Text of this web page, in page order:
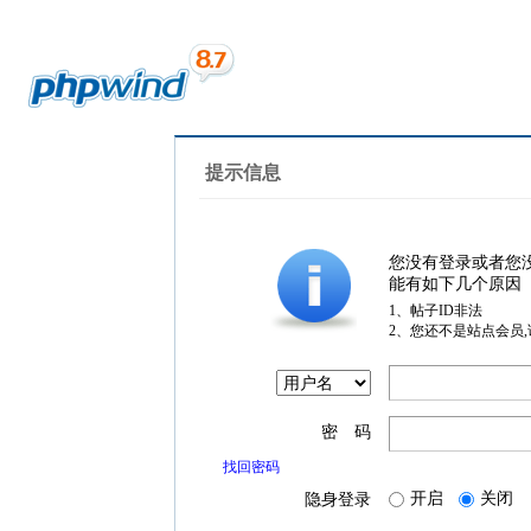
提示信息
您没有登录或者您
能有如下几个原因
1、帖子ID非法
2、您还不是站点会员
密 码
找回密码
隐身登录 开启 关闭